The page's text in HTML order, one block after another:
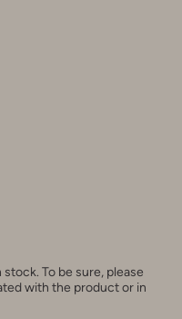
To be sure, please
with the product or in